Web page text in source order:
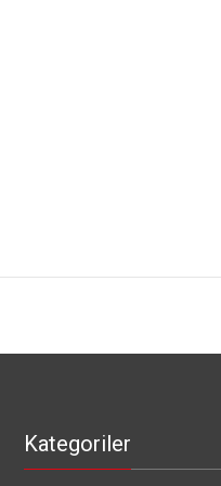
Kategoriler